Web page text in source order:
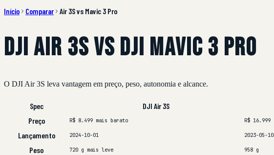
Início Comparar Air 3S vs Mavic 3 Pro
DJI Air 3S vs DJI Mavic 3 Pro
O DJI Air 3S leva vantagem em preço, peso, autonomia e alcance.
Spec DJI Air 3S
Preço
R$ 8.499 mais barato R$ 16.999
Lançamento 2024-10-01 2023-05-10
Peso 720 g mais leve 958 g